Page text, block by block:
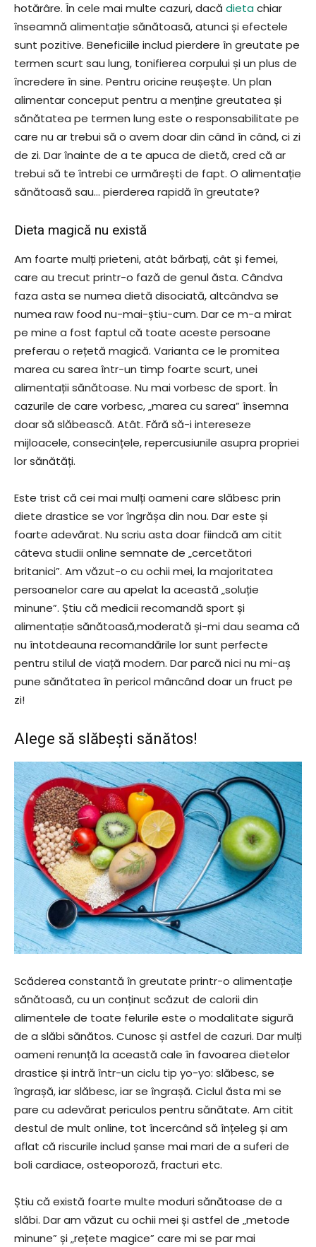
hotărâre. În cele mai multe cazuri, dacă dietachiar
înseamnă alimentație sănătoasă, atunci și efectele
sunt pozitive. Beneficiile includ pierdere în greutate pe
termen scurt sau lung, tonifierea corpului și un plus de
încredere în sine. Pentru oricine reușește. Un plan
alimentar conceput pentru a menține greutatea și
sănătatea pe termen lung este o responsabilitate pe
care nu ar trebui să o avem doar din când în când, ci zi
de zi. Dar înainte de a te apuca de dietă, cred că ar
trebui să te întrebi ce urmărești de fapt. O alimentație
sănătoasă sau… pierderea rapidă în greutate?
Dieta magică nu există
Am foarte mulți prieteni, atât bărbați, cât și femei,
care au trecut printr-o fază de genul ăsta. Cândva
faza asta se numea dietă disociată, altcândva se
numea raw food nu-mai-știu-cum. Dar ce m-a mirat
pe mine a fost faptul că toate aceste persoane
preferau o rețetă magică. Varianta ce le promitea
marea cu sarea într-un timp foarte scurt, unei
alimentații sănătoase. Nu mai vorbesc de sport. În
cazurile de care vorbesc, „marea cu sarea” însemna
doar să slăbească. Atât. Fără să-i intereseze
mijloacele, consecințele, repercusiunile asupra propriei
lor sănătăți.
Este trist că cei mai mulți oameni care slăbesc prin
diete drastice se vor îngrășa din nou. Dar este și
foarte adevărat. Nu scriu asta doar fiindcă am citit
câteva studii online semnate de „cercetători
britanici”. Am văzut-o cu ochii mei, la majoritatea
persoanelor care au apelat la această „soluție
minune”. Știu că medicii recomandă sport și
alimentație sănătoasă,moderată și-mi dau seama că
nu întotdeauna recomandările lor sunt perfecte
pentru stilul de viață modern. Dar parcă nici nu mi-aș
pune sănătatea în pericol mâncând doar un fruct pe
zi!
Alege să slăbești sănătos!
Scăderea constantă în greutate printr-o alimentație
sănătoasă, cu un conținut scăzut de calorii din
alimentele de toate felurile este o modalitate sigură
de a slăbi sănătos. Cunosc și astfel de cazuri. Dar mulți
oameni renunță la această cale în favoarea dietelor
drastice și intră într-un ciclu tip yo-yo: slăbesc, se
îngrașă, iar slăbesc, iar se îngrașă. Ciclul ăsta mi se
pare cu adevărat periculos pentru sănătate. Am citit
destul de mult online, tot încercând să înțeleg și am
aflat că riscurile includ șanse mai mari de a suferi de
boli cardiace, osteoporoză, fracturi etc.
Știu că există foarte multe moduri sănătoase de a
slăbi. Dar am văzut cu ochii mei și astfel de „metode
minune” și „rețete magice” care mi se par mai